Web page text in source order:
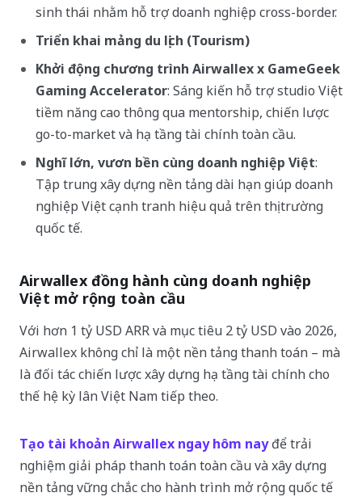
sinh thái nhằm hỗ trợ doanh nghiệp cross-border.
Triển khai mảng du lịch (Tourism)
Khởi động chương trình Airwallex x GameGeek
Gaming Accelerator: Sáng kiến hỗ trợ studio Việt
tiềm năng cao thông qua mentorship, chiến lược
go-to-market và hạ tầng tài chính toàn cầu.
Nghĩ lớn, vươn bền cùng doanh nghiệp Việt:
Tập trung xây dựng nền tảng dài hạn giúp doanh
nghiệp Việt cạnh tranh hiệu quả trên thị trường
quốc tế.
Airwallex đồng hành cùng doanh nghiệp
Việt mở rộng toàn cầu
Với hơn 1 tỷ USD ARR và mục tiêu 2 tỷ USD vào 2026,
Airwallex không chỉ là một nền tảng thanh toán – mà
là đối tác chiến lược xây dựng hạ tầng tài chính cho
thế hệ kỳ lân Việt Nam tiếp theo.
Tạo tài khoản Airwallex ngay hôm nayđể trải
nghiệm giải pháp thanh toán toàn cầu và xây dựng
nền tảng vững chắc cho hành trình mở rộng quốc tế